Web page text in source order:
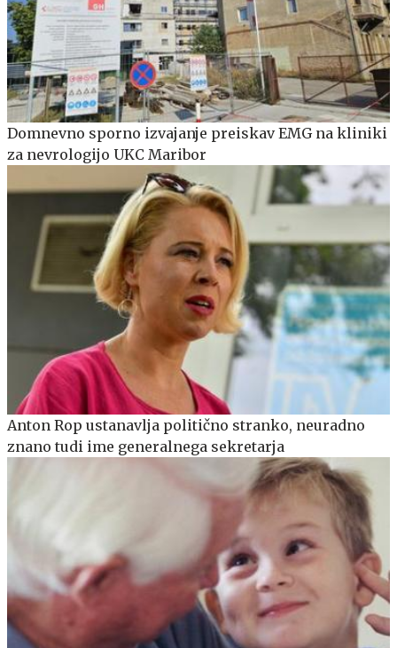
Domnevno sporno izvajanje preiskav EMG na kliniki
za nevrologijo UKC Maribor
Anton Rop ustanavlja politično stranko, neuradno
znano tudi ime generalnega sekretarja